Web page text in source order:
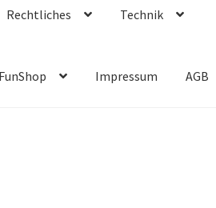
Rechtliches Technik
Impressum AGB